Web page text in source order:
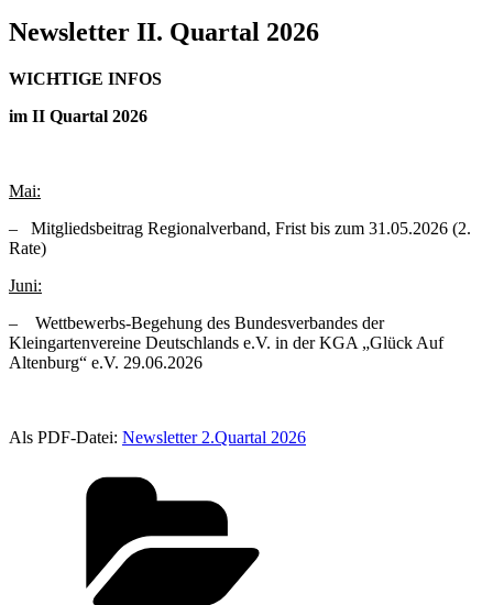
Newsletter II. Quartal 2026
WICHTIGE INFOS
im II Quartal 2026
Mai:
– Mitgliedsbeitrag Regionalverband, Frist bis zum 31.05.2026 (2.
Rate)
Juni:
– Wettbewerbs-Begehung des Bundesverbandes der
Kleingartenvereine Deutschlands e.V. in der KGA „Glück Auf
Altenburg“ e.V. 29.06.2026
Als PDF-Datei: Newsletter 2.Quartal 2026